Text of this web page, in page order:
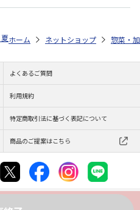
ギフト特集 2026 ゆうゆうギフト
ホーム ネットショップ 惣菜・
よくあるご質問
利用規約
特定商取引法に基づく表記について
商品のご提案はこちら